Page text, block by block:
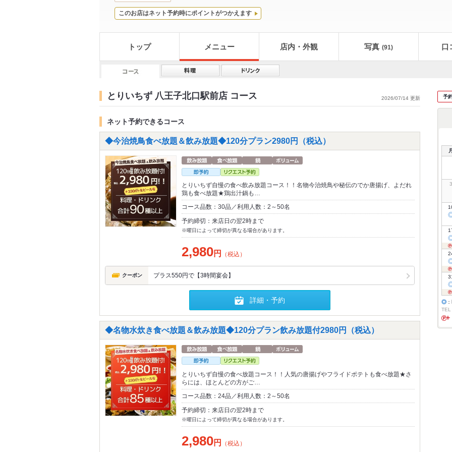
このお店はネット予約時にポイントがつかえます
トップ メニュー 店内・外観 写真 (91) 口
とりいちず 八王子北口駅前店 コース 2026/07/14 更新
ネット予約できるコース
◆今治焼鳥食べ放題＆飲み放題◆120分プラン2980円（税込）
とりいちず自慢の食べ飲み放題コース！！名物今治焼鳥や秘伝のでか唐揚げ、よだれ
鶏も食べ放題★鶏出汁鍋も…
コース品数：30品／利用人数：2～50名
予約締切：来店日の翌2時まで
※曜日によって締切が異なる場合があります。
2,980円 （税込）
クーポン プラス550円で【3時間宴会】
詳細・予約
◆名物水炊き食べ放題＆飲み放題◆120分プラン飲み放題付2980円（税込）
とりいちず自慢の食べ放題コース！！人気の唐揚げやフライドポテトも食べ放題★さ
らには、ほとんどの方がご…
コース品数：24品／利用人数：2～50名
予約締切：来店日の翌2時まで
※曜日によって締切が異なる場合があります。
2,980円 （税込）
予
3
◎
TEL